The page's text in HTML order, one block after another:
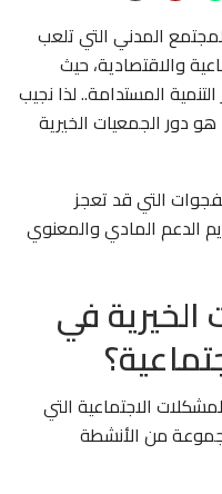
المدني التي تلعب
والاقتصادية، حيث
المستدامة.. لذا نجيب
دور الجمعيات الخيرية
التي قد تعجز
الدعم المادي والمعنوي
في
الاجتماعية التي
من الأنشطة